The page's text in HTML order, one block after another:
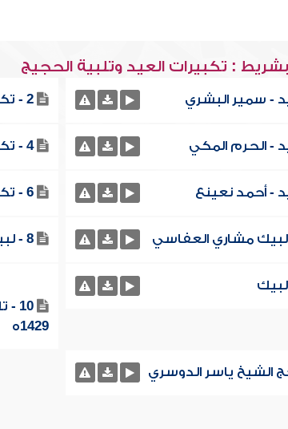
بشريط : تكبيرات العيد وتلبية الحجيج
2 - تكبيرات العيد - مشاري العفاسي
4 - تكبيرات العيد - أبو أنس المالكي
6 - تكبيرات العيد - مصر
8 - لبيك اللهم لبيك الحرم المكي
1429ه